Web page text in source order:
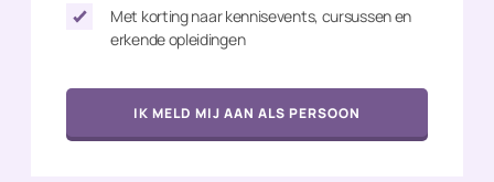
Met korting naar kennisevents, cursussen en
erkende opleidingen
IK MELD MIJ AAN ALS PERSOON